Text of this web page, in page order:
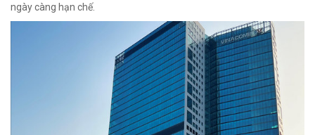
ngày càng hạn chế.